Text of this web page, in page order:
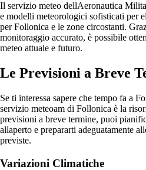
Il servizio meteo dellAeronautica
e modelli meteorologici sofisticati per
per Follonica e le zone circostanti.
monitoraggio accurato, è possibile
meteo attuale e futuro.
Le Previsioni a Breve
Se ti interessa sapere che tempo fa a
servizio meteoam di Follonica è la
previsioni a breve termine, puoi
allaperto e prepararti adeguatamente
previste.
Variazioni Climatiche